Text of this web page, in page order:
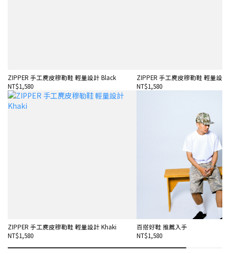
ZIPPER 手工麂皮穆勒鞋 輕量設計 Black
NT$1,580
ZIPPER 手工麂皮穆勒鞋 輕量設
NT$1,580
ZIPPER 手工麂皮穆勒鞋 輕量設計 Khaki
NT$1,580
百搭好鞋 推薦入手
NT$1,580